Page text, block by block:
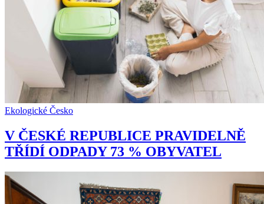
Ekologické Česko
V ČESKÉ REPUBLICE PRAVIDELNĚ
TŘÍDÍ ODPADY 73 % OBYVATEL